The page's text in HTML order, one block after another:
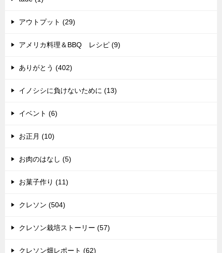
アウトプット (29)
アメリカ料理＆BBQ レシピ (9)
ありがとう (402)
イノシシに負けないために (13)
イベント (6)
お正月 (10)
お肉のはなし (5)
お菓子作り (11)
クレソン (504)
クレソン栽培ストーリー (57)
クレソン畑レポート (62)